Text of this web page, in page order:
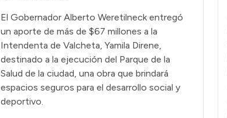
El Gobernador Alberto Weretilneck entregó
un aporte de más de $67 millones a la
Intendenta de Valcheta, Yamila Direne,
destinado a la ejecución del Parque de la
Salud de la ciudad, una obra que brindará
espacios seguros para el desarrollo social y
deportivo.